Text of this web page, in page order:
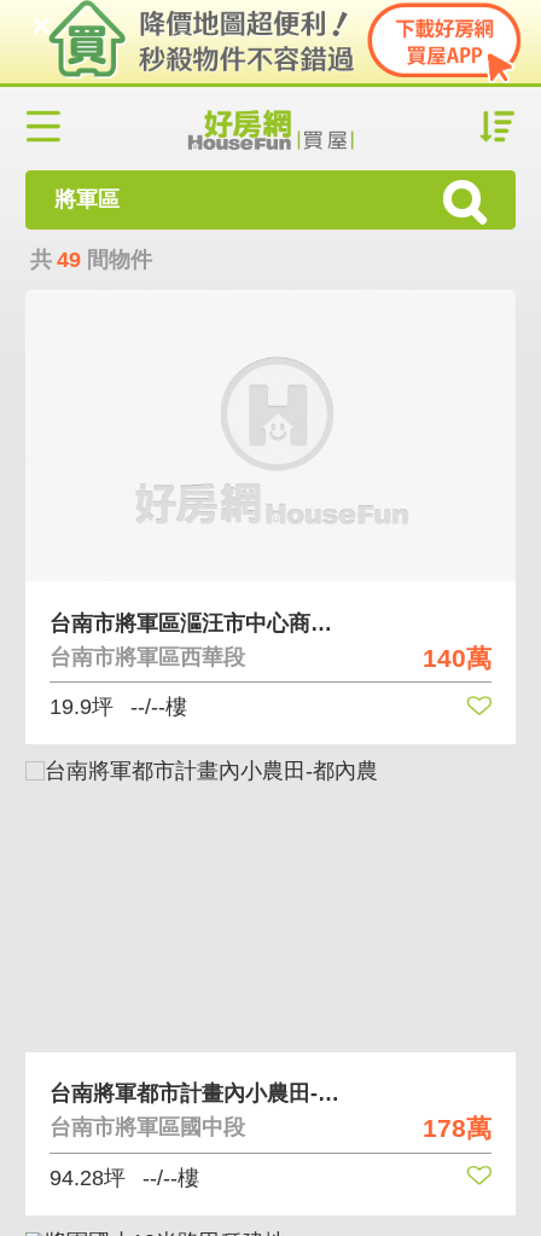
將軍區
共 49 間物件
140萬
台南市將軍區漚汪市中心商業建地
台南市將軍區西華段
19.9坪 --/--樓
178萬
台南將軍都市計畫內小農田-都內農
台南市將軍區國中段
94.28坪 --/--樓